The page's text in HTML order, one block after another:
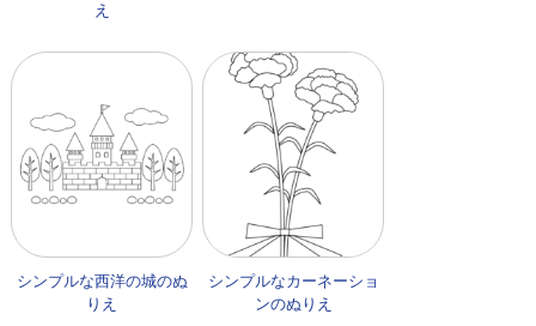
え
シンプルな西洋の城のぬ
りえ
シンプルなカーネーショ
ンのぬりえ